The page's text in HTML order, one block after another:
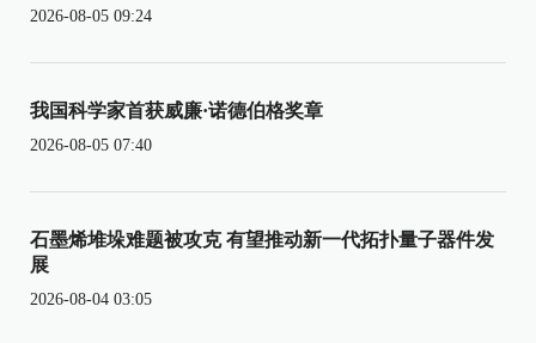
2026-08-05 09:24
我国科学家首获威廉·诺德伯格奖章
2026-08-05 07:40
石墨烯堆垛难题被攻克 有望推动新一代拓扑量子器件发
展
2026-08-04 03:05